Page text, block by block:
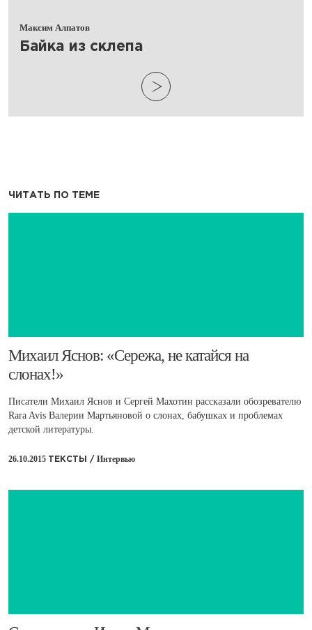
Максим Алпатов
​Байка из склепа
ЧИТАТЬ ПО ТЕМЕ
​Михаил Яснов: «Сережа, не катайся на
слонах!»
Писатели Михаил Яснов и Сергей Махотин рассказали обозревателю
Rara Avis Валерии Мартьяновой о слонах, бабушках и проблемах
детской литературы.
26.10.2015 ТЕКСТЫ / Интервью